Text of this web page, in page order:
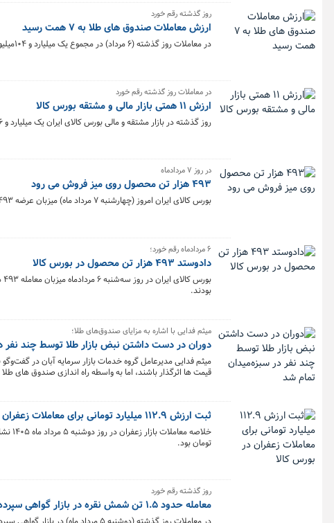
روز گذشته رقم خورد
ارزش معاملات صندوق های طلا به ۷ همت رسید
در معاملات روز گذشته (۶ مرداد) در مجموع یک میلیارد و ۱۰۴میلیون و ۵۴۱ هزار و ۱۷۳ واحد صندوق‌ طلا به ارزش ۷ همت در بورس کالا معامله شد.
در معاملات روز گذشته رقم خورد
ارزش ۱۱ همتی بازار مالی و مشتقه بورس کالا
روز گذشته در بازار مشتقه و مالی بورس کالای ایران یک میلیارد و ۶۶۶ میلیون قرارداد به ارزش ۱۱ هزار میلیارد تومان منعقد شد.
در روز ۷ مردادماه
۴۹۳ هزار تن محصول روی میز فروش می رود
بورس کالای ایران امروز (چهارشنبه ۷ مرداد ماه) میزبان عرضه ۴۹۳ هزار و ۷۷۳ تن انواع محصول است و تالار صادراتی بیشترین حجم عرضه های امروز را در اختیار دارد.
۶ مردادماه رقم خورد؛
دادوستد ۴۹۳ هزار تن محصول در بورس کالا
بودند.
میثم فدایی با اشاره به مزایای صندوق‌های طلا؛
دوران در دست داشتن نبض بازار طلا توسط چند نفر
قیمت ها اثرگذار باشند، اما به واسطه راه اندازی صندوق های
ثبت ارزش ۱۱۲.۹ میلیارد تومانی برای معاملات زعفران در بورس کالا
تومان بود.
روز گذشته رقم خورد
معامله حدود ۱.۵ تن شمش نقره در بازار گواهی سپرده